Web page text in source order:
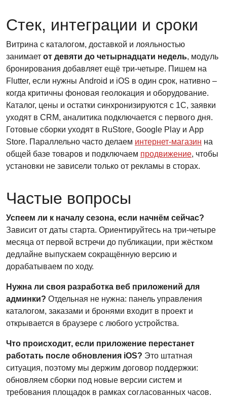
Стек, интеграции и сроки
Витрина с каталогом, доставкой и лояльностью
занимает от девяти до четырнадцати недель, модуль
бронирования добавляет ещё три-четыре. Пишем на
Flutter, если нужны Android и iOS в один срок, нативно –
когда критичны фоновая геолокация и оборудование.
Каталог, цены и остатки синхронизируются с 1С, заявки
уходят в CRM, аналитика подключается с первого дня.
Готовые сборки уходят в RuStore, Google Play и App
Store. Параллельно часто делаем интернет-магазин на
общей базе товаров и подключаем продвижение, чтобы
установки не зависели только от рекламы в сторах.
Частые вопросы
Успеем ли к началу сезона, если начнём сейчас?
Зависит от даты старта. Ориентируйтесь на три-четыре
месяца от первой встречи до публикации, при жёстком
дедлайне выпускаем сокращённую версию и
дорабатываем по ходу.
Нужна ли своя разработка веб приложений для
админки? Отдельная не нужна: панель управления
каталогом, заказами и бронями входит в проект и
открывается в браузере с любого устройства.
Что происходит, если приложение перестанет
работать после обновления iOS? Это штатная
ситуация, поэтому мы держим договор поддержки:
обновляем сборки под новые версии систем и
требования площадок в рамках согласованных часов.